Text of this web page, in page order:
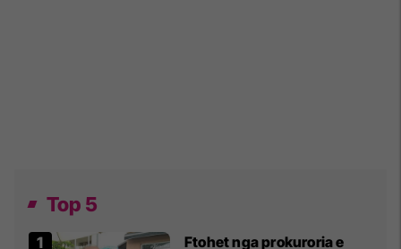
Top 5
Ftohet nga prokuroria e